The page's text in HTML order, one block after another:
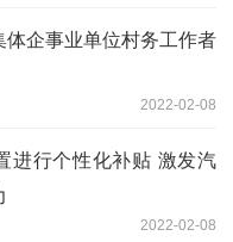
企事业单位村务工作者
2022-02-08
进行个性化补贴 激发汽
2022-02-08